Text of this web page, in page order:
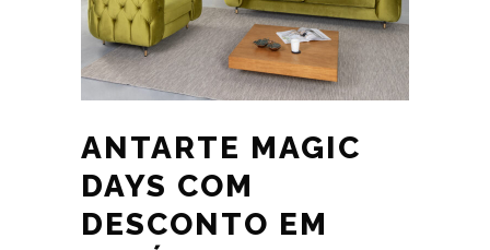
ANTARTE MAGIC
DAYS COM
DESCONTO EM